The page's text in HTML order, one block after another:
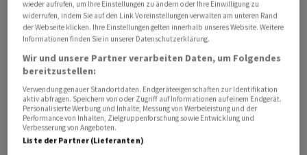
Nach den Plänen von Management und Aufsichtsrat soll
TKMS künftig von einer neuen Holding-Gesellschaft
gehalten werden, an der der Mutterkonzern mit 51
Prozent die Mehrheit hält. Die übrigen 49 Prozent der
TKMS-Aktien sollen an die Thyssenkrupp-Aktionärinnen
und Aktionäre übertragen werden - im Verhältnis ihrer
Beteiligung. Sie würden damit zu unmittelbaren
Anteilseignern von TKMS. Die Aktien sollen
anschliessend an der Börse notiert werden. Dies soll
wieder aufrufen, um Ihre Einstellungen zu ändern oder Ihre Einwilligung zu
widerrufen, indem Sie auf den Link Voreinstellungen verwalten am unteren Rand
der Webseite klicken. Ihre Einstellungen gelten innerhalb unseres Website. Weitere
Informationen finden Sie in unserer Datenschutzerklärung.
Wir und unsere Partner verarbeiten Daten, um Folgendes
bereitzustellen:
Verwendung genauer Standortdaten. Endgeräteeigenschaften zur Identifikation
aktiv abfragen. Speichern von oder Zugriff auf Informationen auf einem Endgerät.
Personalisierte Werbung und Inhalte, Messung von Werbeleistung und der
Performance von Inhalten, Zielgruppenforschung sowie Entwicklung und
Verbesserung von Angeboten.
Liste der Partner (Lieferanten)